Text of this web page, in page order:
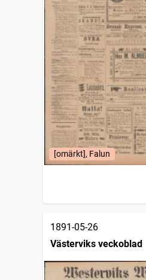
[omärkt], Falun
1891-05-26
Västerviks veckoblad